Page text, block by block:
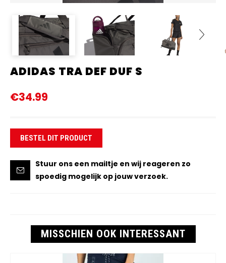
ADIDAS TRA DEF DUF S
€34.99
BESTEL DIT PRODUCT
Stuur ons een mailtje en wij reageren zo
spoedig mogelijk op jouw verzoek.
MISSCHIEN OOK INTERESSANT